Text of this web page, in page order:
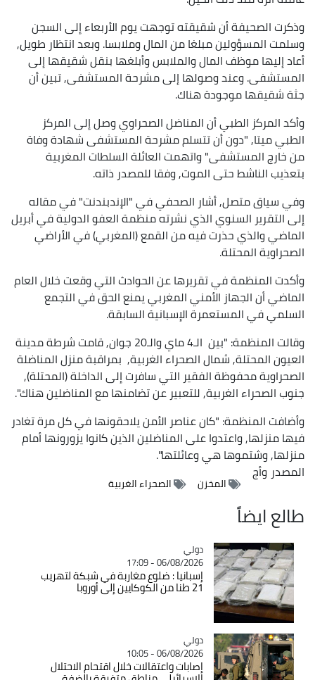
وذكرت الصحيفة أن شقيقته توجهت يوم الأربعاء إلى السجن
وسلمت المسؤولين مبلغا من المال وملابسا. وبعد انتظار طويل,
أعاد إليها موظف المال والملابس وأبلغها بنقل شقيقها إلى
المستشفى. وعند وصولها إلى مشرحة المستشفى, تبين أن
جثة شقيقها موجودة هناك.
وأكد المركز الطبي أن المناضل الصحراوي وصل إلى المركز
الطبي ميتا, "دون أن تتسلم مشرحة المستشفى شهادة وفاة
من خارج المستشفى" واتهمت العائلة السلطات المغربية
بتعذيب الناشط حتى الموت, وفقا للمصدر ذاته.
وفي سياق متصل, أشار الصحفي في "الإندبندنت" في مقاله
إلى التقرير السنوي الذي نشرته منظمة العفو الدولية في أبريل
الماضي والذي حذرت فيه من القمع (المغربي) في الأراضي
الصحراوية المحتلة.
وأكدت المنظمة في تقريرها عن الحوادث التي وقعت خلال العام
الماضي أن الجهاز الأمني المغربي يمنع الحق في التجمع
السلمي في المستعمرة الإسبانية السابقة.
وقالت المنظمة: "بين الـ4 ماي والـ20 جوان, قامت شرطة مدينة
العيون المحتلة, شمال الصحراء الغربية, بمراقبة منزل المناضلة
الصحراوية محفوظة الفقير التي سافرت إلى الداخلة (المحتلة),
جنوب الصحراء الغربية, للتعبير عن تضامنها مع المناضلين هناك".
وأضافت المنظمة: "كان عناصر الأمن يلاحقونها في كل مرة تغادر
فيها منزلها, واعتدوا على المناضلين الذين كانوا يزورونها أمام
منزلها, وشتموها هي وعائلتها".
المصدروأج
المخزن الصحراء الغربية
طالع ايضاً
Catégorie
دولي
06/08/2026 - 17:09
إسبانيا : ضلوع مغاربة في شبكة لتهريب
21 طنا من الكوكايين إلى أوروبا
Catégorie
دولي
06/08/2026 - 10:05
إصابات واعتقالات خلال اقتحام الاحتلال